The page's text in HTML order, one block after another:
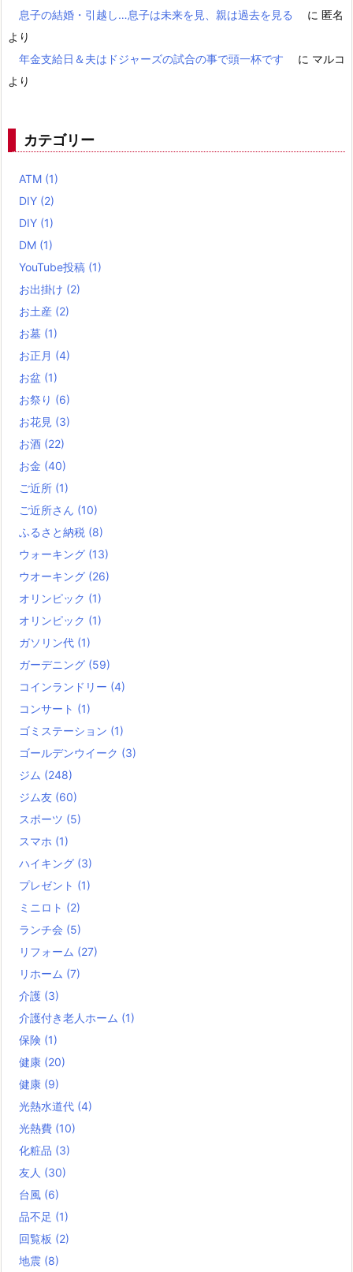
息子の結婚・引越し…息子は未来を見、親は過去を見る
に 匿名
より
年金支給日＆夫はドジャーズの試合の事で頭一杯です
に マルコ
より
カテゴリー
ATM (1)
DIY (2)
DIY (1)
DM (1)
YouTube投稿 (1)
お出掛け (2)
お土産 (2)
お墓 (1)
お正月 (4)
お盆 (1)
お祭り (6)
お花見 (3)
お酒 (22)
お金 (40)
ご近所 (1)
ご近所さん (10)
ふるさと納税 (8)
ウォーキング (13)
ウオーキング (26)
オリンピック (1)
オリンピック (1)
ガソリン代 (1)
ガーデニング (59)
コインランドリー (4)
コンサート (1)
ゴミステーション (1)
ゴールデンウイーク (3)
ジム (248)
ジム友 (60)
スポーツ (5)
スマホ (1)
ハイキング (3)
プレゼント (1)
ミニロト (2)
ランチ会 (5)
リフォーム (27)
リホーム (7)
介護 (3)
介護付き老人ホーム (1)
保険 (1)
健康 (20)
健康 (9)
光熱水道代 (4)
光熱費 (10)
化粧品 (3)
友人 (30)
台風 (6)
品不足 (1)
回覧板 (2)
地震 (8)